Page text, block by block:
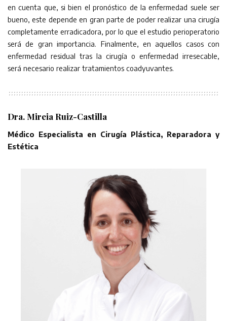
en cuenta que, si bien el pronóstico de la enfermedad suele ser
bueno, este depende en gran parte de poder realizar una cirugía
completamente erradicadora, por lo que el estudio perioperatorio
será de gran importancia. Finalmente, en aquellos casos con
enfermedad residual tras la cirugía o enfermedad irresecable,
será necesario realizar tratamientos coadyuvantes.
Dra. Mireia Ruiz-Castilla
Médico Especialista en Cirugía Plástica, Reparadora y
Estética